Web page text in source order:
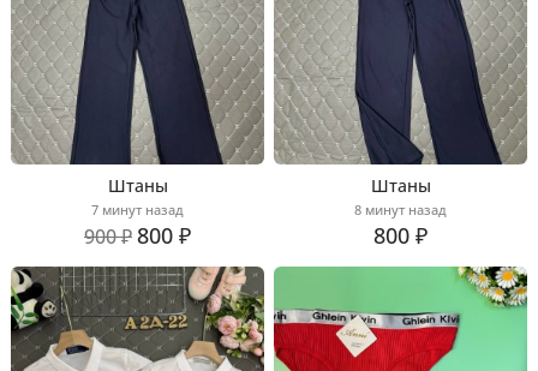
Штаны
7 минут назад
900 ₽800 ₽
Штаны
8 минут назад
800 ₽